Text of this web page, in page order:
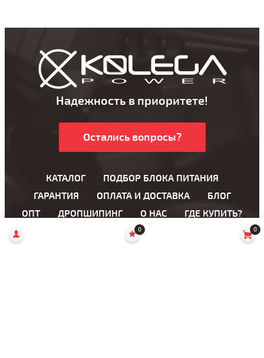
0 0
Надежность в приоритете!
Остались вопросы?
КАТАЛОГ
ПОДБОР БЛОКА ПИТАНИЯ
ГАРАНТИЯ
ОПЛАТА И ДОСТАВКА
БЛОГ
ОПТ
ДРОПШИПИНГ О НАС ГДЕ КУПИТЬ?
Блоки питания для ноутбука